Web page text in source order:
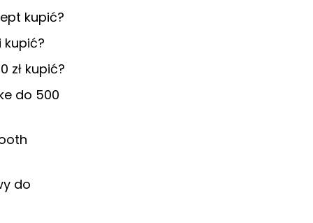
kupić?
kupić?
zł kupić?
do 500
do